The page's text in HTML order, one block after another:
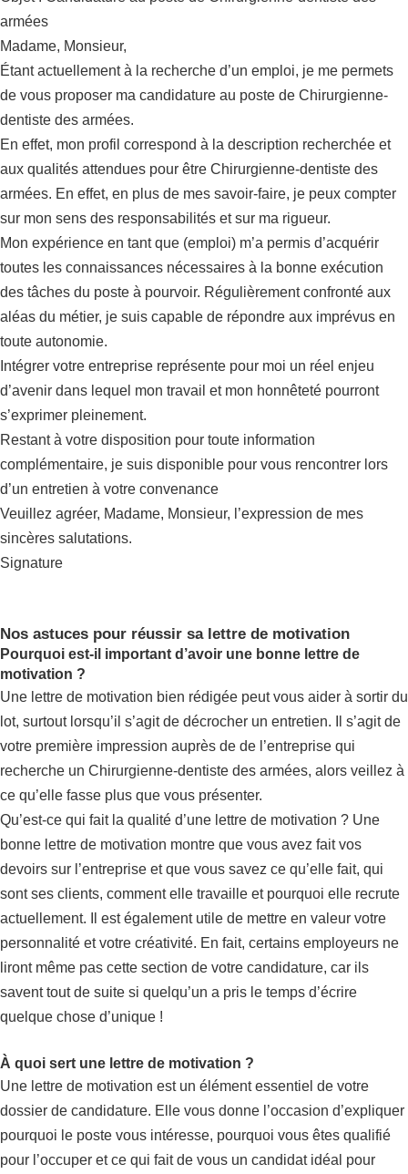
armées
Madame, Monsieur,
Étant actuellement à la recherche d’un emploi, je me permets
de vous proposer ma candidature au poste de Chirurgienne-
dentiste des armées.
En effet, mon profil correspond à la description recherchée et
aux qualités attendues pour être Chirurgienne-dentiste des
armées. En effet, en plus de mes savoir-faire, je peux compter
sur mon sens des responsabilités et sur ma rigueur.
Mon expérience en tant que (emploi) m’a permis d’acquérir
toutes les connaissances nécessaires à la bonne exécution
des tâches du poste à pourvoir. Régulièrement confronté aux
aléas du métier, je suis capable de répondre aux imprévus en
toute autonomie.
Intégrer votre entreprise représente pour moi un réel enjeu
d’avenir dans lequel mon travail et mon honnêteté pourront
s’exprimer pleinement.
Restant à votre disposition pour toute information
complémentaire, je suis disponible pour vous rencontrer lors
d’un entretien à votre convenance
Veuillez agréer, Madame, Monsieur, l’expression de mes
sincères salutations.
Signature
Nos astuces pour réussir sa lettre de motivation
Pourquoi est-il important d’avoir une bonne lettre de
motivation ?
Une lettre de motivation bien rédigée peut vous aider à sortir du
lot, surtout lorsqu’il s’agit de décrocher un entretien. Il s’agit de
votre première impression auprès de de l’entreprise qui
recherche un Chirurgienne-dentiste des armées, alors veillez à
ce qu’elle fasse plus que vous présenter.
Qu’est-ce qui fait la qualité d’une lettre de motivation ? Une
bonne lettre de motivation montre que vous avez fait vos
devoirs sur l’entreprise et que vous savez ce qu’elle fait, qui
sont ses clients, comment elle travaille et pourquoi elle recrute
actuellement. Il est également utile de mettre en valeur votre
personnalité et votre créativité. En fait, certains employeurs ne
liront même pas cette section de votre candidature, car ils
savent tout de suite si quelqu’un a pris le temps d’écrire
quelque chose d’unique !
À quoi sert une lettre de motivation ?
Une lettre de motivation est un élément essentiel de votre
dossier de candidature. Elle vous donne l’occasion d’expliquer
pourquoi le poste vous intéresse, pourquoi vous êtes qualifié
pour l’occuper et ce qui fait de vous un candidat idéal pour